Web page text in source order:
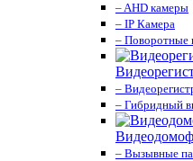
– AHD камеры
– IP Камера
– Поворотные
–
– Гибридный
– Вызывные